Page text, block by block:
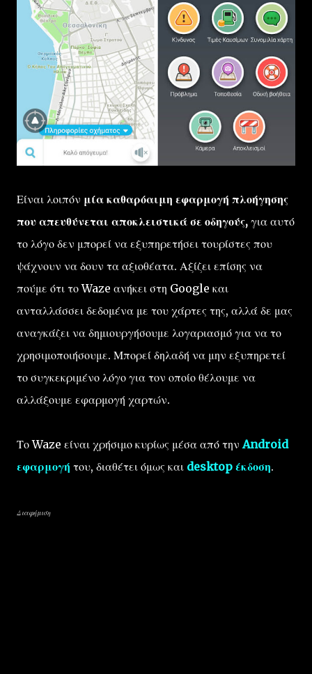
Είναι λοιπόν μία καθαρόαιμη εφαρμογή πλοήγησης
που απευθύνεται αποκλειστικά σε οδηγούς, για αυτό
το λόγο δεν μπορεί να εξυπηρετήσει τουρίστες που
ψάχνουν να δουν τα αξιοθέατα. Αξίζει επίσης να
πούμε ότι το Waze ανήκει στη Google και
ανταλλάσσει δεδομένα με του χάρτες της, αλλά δε μας
αναγκάζει να δημιουργήσουμε λογαριασμό για να το
χρησιμοποιήσουμε. Μπορεί δηλαδή να μην εξυπηρετεί
το συγκεκριμένο λόγο για τον οποίο θέλουμε να
αλλάξουμε εφαρμογή χαρτών.
Το Waze είναι χρήσιμο κυρίως μέσα από τηνAndroid
εφαρμογή του, διαθέτει όμως και desktop έκδοση.
Διαφήμιση